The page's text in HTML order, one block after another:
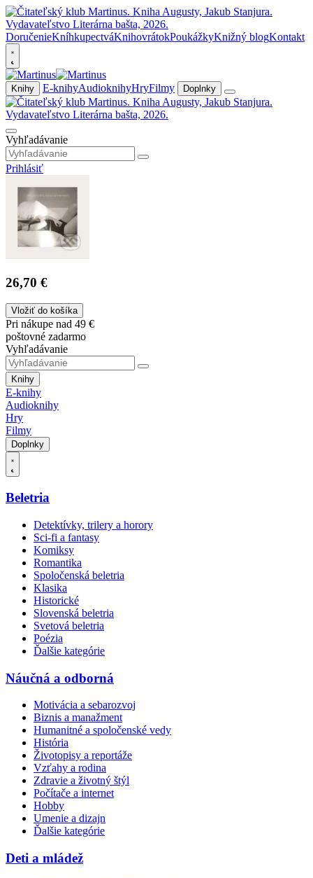
DoručenieKníhkupectváKnihovrátokPoukážkyKnižný blogKontakt
Knihy E-knihyAudioknihyHryFilmy Doplnky
Vyhľadávanie
Prihlásiť
26,70 €
Vložiť do košíka
Pri nákupe nad 49 €
poštovné zadarmo
Vyhľadávanie
Knihy
E-knihy
Audioknihy
Hry
Filmy
Doplnky
Beletria
Detektívky, trilery a horory
Sci-fi a fantasy
Komiksy
Romantika
Spoločenská beletria
Klasika
Historické
Slovenská beletria
Svetová beletria
Poézia
Ďalšie kategórie
Náučná a odborná
Motivácia a sebarozvoj
Biznis a manažment
Humanitné a spoločenské vedy
História
Životopisy a reportáže
Vzťahy a rodina
Zdravie a životný štýl
Počítače a internet
Hobby
Umenie a dizajn
Ďalšie kategórie
Deti a mládež